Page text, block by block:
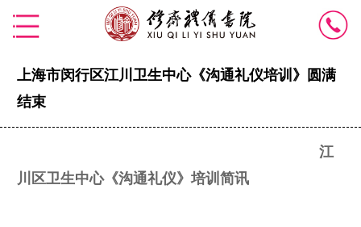
上海市闵行区江川卫生中心《沟通礼仪培训》圆满
结束
江
川区卫生中心《沟通礼仪》培训简讯